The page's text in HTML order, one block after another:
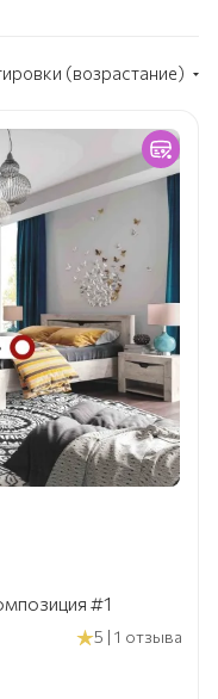
(возрастание)
#1
5 | 1 отзыва